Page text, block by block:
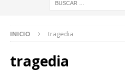
INICIO tragedia
tragedia